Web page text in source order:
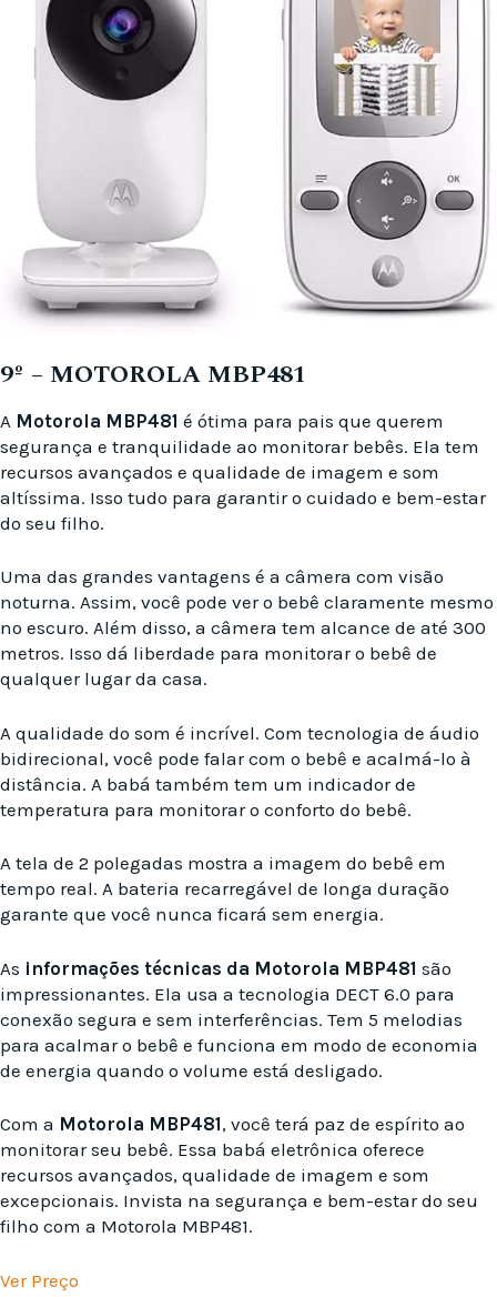
9º – MOTOROLA MBP481
A Motorola MBP481 é ótima para pais que querem
segurança e tranquilidade ao monitorar bebês. Ela tem
recursos avançados e qualidade de imagem e som
altíssima. Isso tudo para garantir o cuidado e bem-estar
do seu filho.
Uma das grandes vantagens é a câmera com visão
noturna. Assim, você pode ver o bebê claramente mesmo
no escuro. Além disso, a câmera tem alcance de até 300
metros. Isso dá liberdade para monitorar o bebê de
qualquer lugar da casa.
A qualidade do som é incrível. Com tecnologia de áudio
bidirecional, você pode falar com o bebê e acalmá-lo à
distância. A babá também tem um indicador de
temperatura para monitorar o conforto do bebê.
A tela de 2 polegadas mostra a imagem do bebê em
tempo real. A bateria recarregável de longa duração
garante que você nunca ficará sem energia.
As informações técnicas da Motorola MBP481 são
impressionantes. Ela usa a tecnologia DECT 6.0 para
conexão segura e sem interferências. Tem 5 melodias
para acalmar o bebê e funciona em modo de economia
de energia quando o volume está desligado.
Com a Motorola MBP481, você terá paz de espírito ao
monitorar seu bebê. Essa babá eletrônica oferece
recursos avançados, qualidade de imagem e som
excepcionais. Invista na segurança e bem-estar do seu
filho com a Motorola MBP481.
Ver Preço